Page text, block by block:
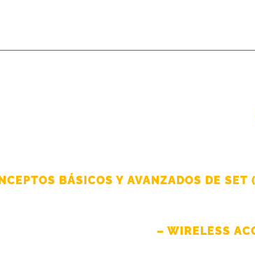
BÁSICOS Y AVANZADOS DE
– WIRELESS